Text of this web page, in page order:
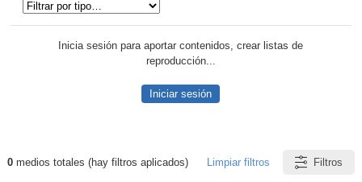
Inicia sesión para aportar contenidos, crear listas de
reproducción...
Iniciar sesión
Resultados de: sumar
0medios totales (hay filtros aplicados) Limpiar filtros Filtros